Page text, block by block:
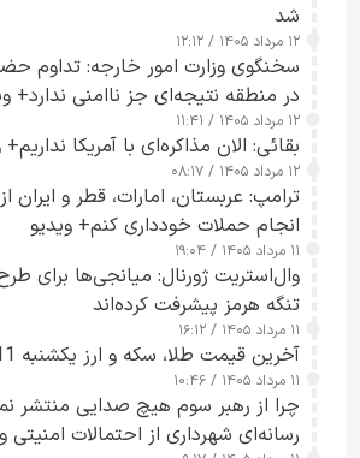
شد
۱۲ مرداد ۱۴۰۵ / ۱۲:۱۲
سخنگوی وزارت امور خارجه: تداوم
در منطقه نتیجه‌ای جز ناامنی ندارد+
۱۲ مرداد ۱۴۰۵ / ۱۱:۴۱
بقائی: الان مذاکره‌ای با آمریکا
۱۲ مرداد ۱۴۰۵ / ۰۸:۱۷
ترامپ: عربستان، امارات، قطر و ایران
انجام حملات خودداری کنم+ ویدیو
۱۱ مرداد ۱۴۰۵ / ۱۹:۰۴
وال‌استریت ژورنال: میانجی‌ها برای
تنگه هرمز پیشرفت کرده‌اند
۱۱ مرداد ۱۴۰۵ / ۱۶:۱۲
آخرین قیمت طلا، سکه و ارز یکشنبه 11 مرداد+ جدول
۱۱ مرداد ۱۴۰۵ / ۱۰:۴۶
چرا از رهبر سوم هیچ صدایی منتشر
رسانه‌ای شهرداری از احتمالات امنیتی